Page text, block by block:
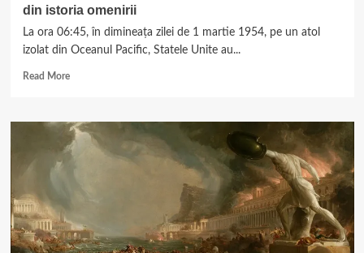
din istoria omenirii
La ora 06:45, în dimineața zilei de 1 martie 1954, pe un atol
izolat din Oceanul Pacific, Statele Unite au...
Read MoreRead
Castle
Bravo:
Eroarea
transformat
un